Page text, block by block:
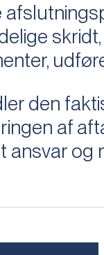
den
af
ansvar